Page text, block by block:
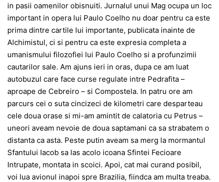
in pasii oamenilor obisnuiti. Jurnalul unui Mag ocupa un loc
important in opera lui Paulo Coelho nu doar pentru ca este
prima dintre cartile lui importante, publicata inainte de
Alchimistul, ci si pentru ca este expresia completa a
umanismului filozofiei lui Paulo Coelho si a profunzimii
cautarilor sale. Am ajuns ieri in oras, dupa ce am luat
autobuzul care face curse regulate intre Pedrafita –
aproape de Cebreiro – si Compostela. In patru ore am
parcurs cei o suta cincizeci de kilometri care desparteau
cele doua orase si mi-am amintit de calatoria cu Petrus –
uneori aveam nevoie de doua saptamani ca sa strabatem o
distanta ca asta. Peste putin aveam sa merg la mormantul
Sfantului Iacob sa las acolo icoana Sfintei Fecioare
Intrupate, montata in scoici. Apoi, cat mai curand posibil,
voi lua avionul inapoi spre Brazilia, fiindca am multa treaba.